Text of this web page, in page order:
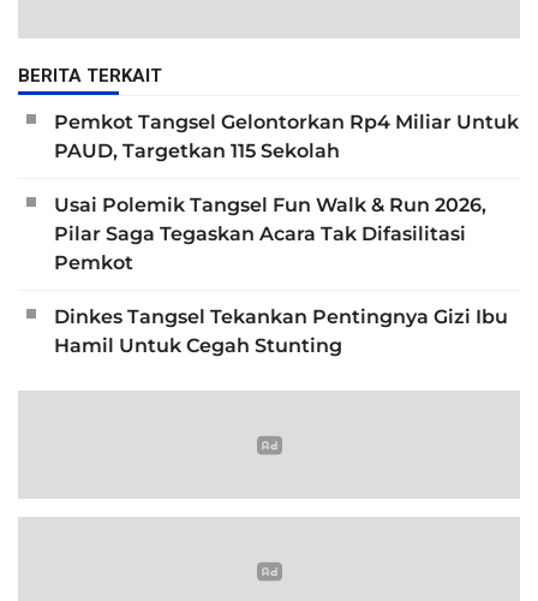
BERITA TERKAIT
Pemkot Tangsel Gelontorkan Rp4 Miliar Untuk
PAUD, Targetkan 115 Sekolah
Usai Polemik Tangsel Fun Walk & Run 2026,
Pilar Saga Tegaskan Acara Tak Difasilitasi
Pemkot
Dinkes Tangsel Tekankan Pentingnya Gizi Ibu
Hamil Untuk Cegah Stunting